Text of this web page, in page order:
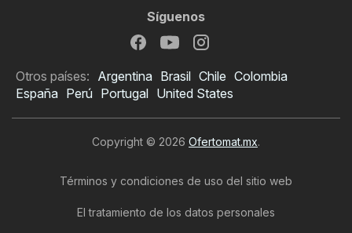
Folleto de Italika
Síguenos
Otros países: Argentina Brasil Chile Colombia
España Perú Portugal United States
Copyright © 2026 Ofertomat.mx.
Términos y condiciones de uso del sitio web
El tratamiento de los datos personales